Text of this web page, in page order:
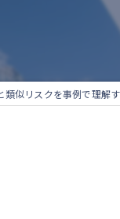
類似リスクを事例で理解